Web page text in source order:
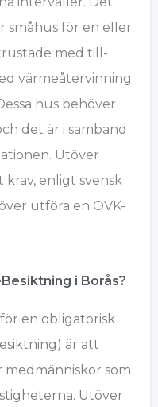
småhus för en eller
med till-
värmeåtervinning
hus behöver
det är i samband
Utöver
enligt svensk
utföra en OVK-
i Borås?
en obligatorisk
är att
som
Utöver